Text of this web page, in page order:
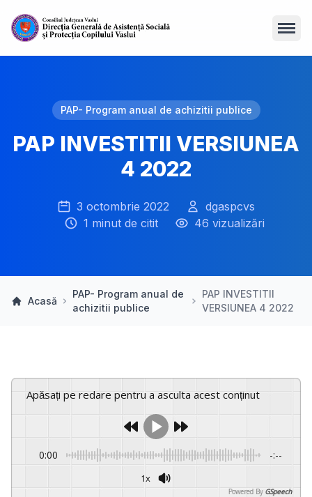
PAP- Program anual de achizitii publice
PAP INVESTITII VERSIUNEA
4 2022
3 octombrie 2022
dgaspcvs
1 minut de citit
46 vizualizări
Acasă
PAP- Program anual de
achizitii publice
PAP INVESTITII
VERSIUNEA 4 2022
Apăsați pe redare pentru a asculta acest conținut
0:00 -:--
1x
Powered By GSpeech